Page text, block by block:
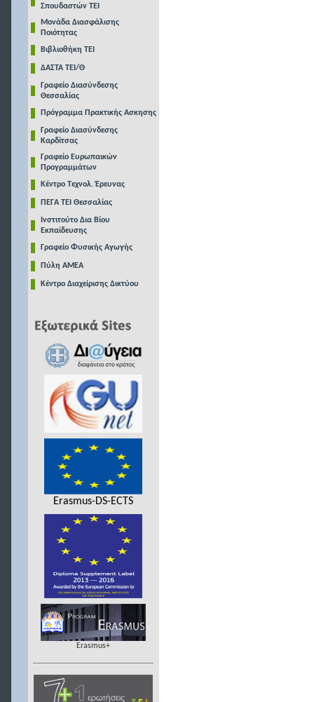
Σπουδαστών ΤΕΙ
Μονάδα Διασφάλισης
Ποιότητας
Βιβλιοθήκη ΤΕΙ
ΔΑΣΤΑ ΤΕΙ/Θ
Γραφείο Διασύνδεσης
Θεσσαλίας
Πρόγραμμα Πρακτικής Ασκησης
Γραφείο Διασύνδεσης
Καρδίτσας
Γραφείο Ευρωπαικών
Προγραμμάτων
Κέντρο Τεχνολ. Έρευνας
ΠΕΓΑ ΤΕΙ Θεσσαλίας
Ινστιτούτο Δια Βίου
Εκπαίδευσης
Γραφείο Φυσικής Αγωγής
Πύλη ΑΜΕΑ
Κέντρο Διαχείρισης Δικτύου
Erasmus-DS-ECTS
Erasmus+